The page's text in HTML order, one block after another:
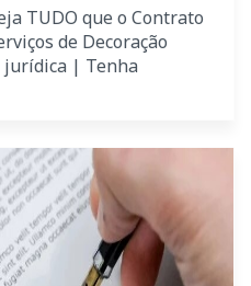
TUDO que o Contrato
de Decoração
jurídica | Tenha